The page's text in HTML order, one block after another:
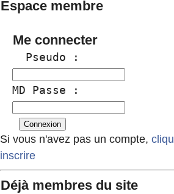
Espace membre
Me connecter
  Pseudo :
MD Passe :
Si vous n'avez pas un compte,
inscrire
Déjà membres du site